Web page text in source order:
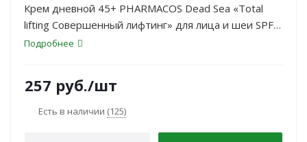
Крем дневной 45+ PHARMACOS Dead Sea «Тotal
lifting Совершенный лифтинг» для лица и шеи SPF
15, 50 мл
Подробнее
257 руб./шт
Есть в наличии (125)